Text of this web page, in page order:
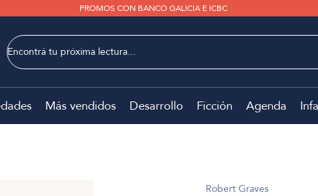
PROMOS CON BANCO GALICIA E ICBC
Más vendidos Desarrollo Ficción Agenda
Robert Graves